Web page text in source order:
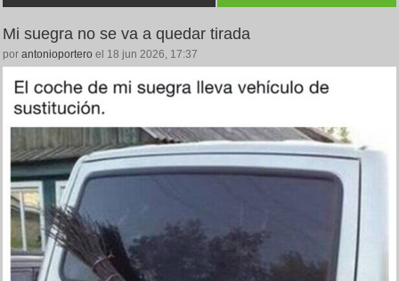
Mi suegra no se va a quedar tirada
por antonioportero el 18 jun 2026, 17:37